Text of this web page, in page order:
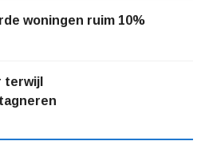
woningen ruim 10%
terwijl